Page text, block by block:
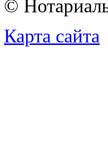
©
Карта сайта